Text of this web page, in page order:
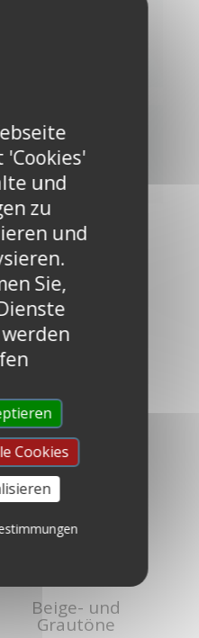
Beige- und
Grautöne
und
zu
und
Sie,
Cookies